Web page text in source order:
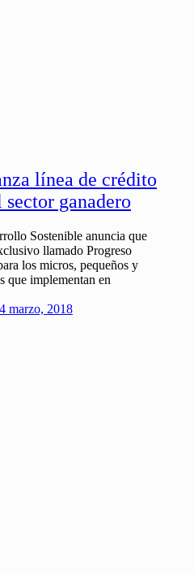
línea de crédito
ganadero
Sostenible anuncia que
llamado Progreso
los micros, pequeños y
que implementan en
marzo, 2018